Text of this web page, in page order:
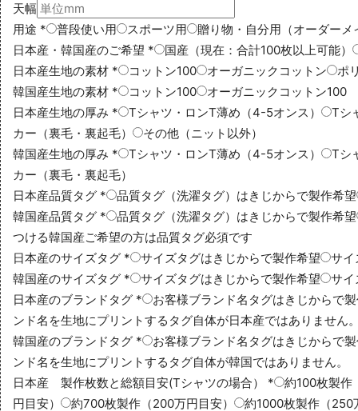
天幅
用途 * 普段使い用 スポーツ用
贈り物・自分用（オーダーメ
日本産・韓国産のご希望 *
国産（現在：合計100枚以上可能）
日本産生地の素材 * コットン100 オーガニックコットン
ポ
韓国産生地の素材 * コットン100
オーガニックコットン100
日本産生地の厚み * Tシャツ・ロンT薄め（4-5オンス）
Tシ
カー（裏毛・裏起毛）
その他（ニット以外）
韓国産生地の厚み * Tシャツ・ロンT薄め（4-5オンス）
Tシ
カー（裏毛・裏起毛）
日本産品質タグ *
品質タグ（洗濯タグ）はきじからで製作希望
韓国産品質タグ *
品質タグ（洗濯タグ）はきじからで製作希望
つける韓国産ご希望の方は品質タグ必須です
日本産のサイズタグ * サイズタグはきじからで製作希望
サイ
韓国産のサイズタグ * サイズタグはきじからで製作希望
サイ
日本産のブランドタグ *
お客様ブランド名タグはきじからで
ンド名を生地にプリントする タグ自体が日本産ではありません
韓国産のブランドタグ *
お客様ブランド名タグはきじからで
ンド名を生地にプリントする タグ自体が韓国ではありません。
日本産 製作枚数と総額目安(Tシャツの場合） *
約100枚製作
円目安）
約700枚製作（200万円目安）
約1000枚製作（250